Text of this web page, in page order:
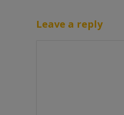
Leave a reply